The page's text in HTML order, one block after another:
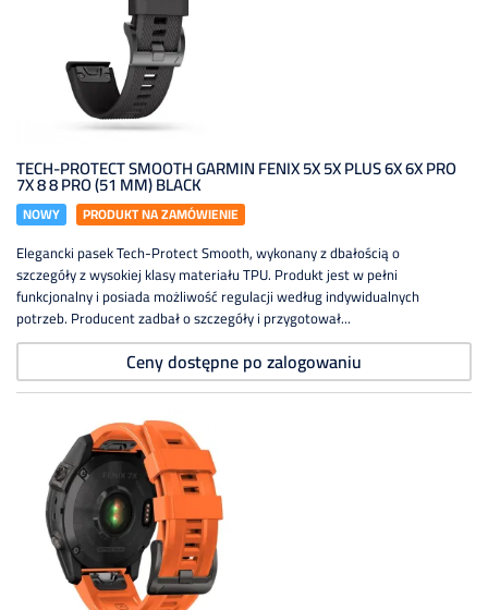
TECH-PROTECT SMOOTH GARMIN FENIX 5X 5X PLUS 6X 6X PRO
7X 8 8 PRO (51 MM) BLACK
NOWY PRODUKT NA ZAMÓWIENIE
Elegancki pasek Tech-Protect Smooth, wykonany z dbałością o
szczegóły z wysokiej klasy materiału TPU. Produkt jest w pełni
funkcjonalny i posiada możliwość regulacji według indywidualnych
potrzeb. Producent zadbał o szczegóły i przygotował...
Ceny dostępne po zalogowaniu